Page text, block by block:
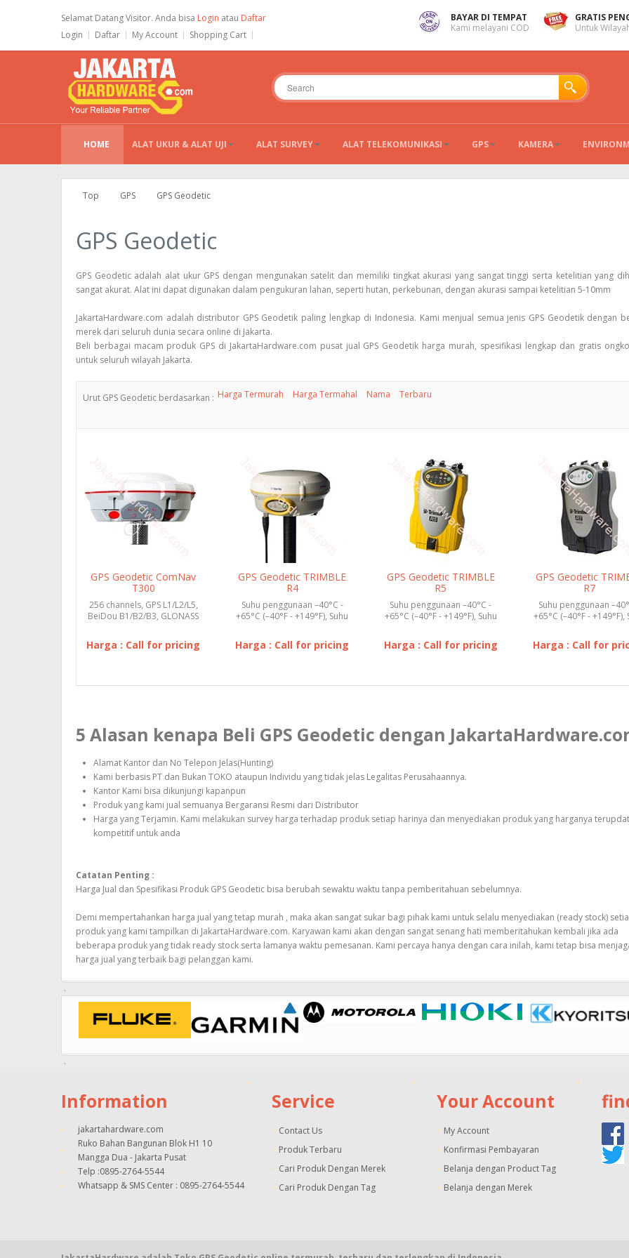
Selamat Datang Visitor. Anda bisa Login atau Daftar
Login
Daftar My Account Shopping Cart
BAYAR DI TEMPAT
Kami melayani COD
GRATIS
Untuk
HOME ALAT UKUR & ALAT UJI ALAT SURVEY ALAT TELEKOMUNIKASI GPS KAMERA
Top GPS GPS Geodetic
GPS Geodetic
GPS Geodetic adalah alat ukur GPS dengan mengunakan satelit dan memiliki tingkat akurasi yang sangat tinggi serta ketelitian yang
sangat akurat. Alat ini dapat digunakan dalam pengukuran lahan, seperti hutan, perkebunan, dengan akurasi sampai ketelitian 5-10mm
JakartaHardware.com adalah distributor GPS Geodetik paling lengkap di Indonesia. Kami menjual semua jenis GPS Geodetik dengan
merek dari seluruh dunia secara online di Jakarta.
Beli berbagai macam produk GPS di JakartaHardware.com pusat jual GPS Geodetik harga murah, spesifikasi lengkap dan gratis
untuk seluruh wilayah Jakarta.
Urut GPS Geodetic berdasarkan : Harga Termurah Harga Termahal Nama Terbaru
GPS Geodetic ComNav
T300
256 channels, GPS L1/L2/L5,
BeiDou B1/B2/B3, GLONASS
Harga : Call for pricing
GPS Geodetic TRIMBLE
R4
Suhu penggunaan –40°C -
+65°C (–40°F - +149°F), Suhu
Harga : Call for pricing
GPS Geodetic TRIMBLE
R5
Suhu penggunaan –40°C -
+65°C (–40°F - +149°F), Suhu
Harga : Call for pricing
GPS Geodetic
R7
Suhu penggunaan
+65°C (–40°F - +149°F),
Harga : Call for
5 Alasan kenapa Beli GPS Geodetic dengan
Alamat Kantor dan No Telepon Jelas(Hunting)
Kami berbasis PT dan Bukan TOKO ataupun Individu yang tidak jelas Legalitas Perusahaannya.
Kantor Kami bisa dikunjungi kapanpun
Produk yang kami jual semuanya Bergaransi Resmi dari Distributor
Harga yang Terjamin. Kami melakukan survey harga terhadap produk setiap harinya dan menyediakan produk yang harganya
kompetitif untuk anda
Catatan Penting :
Harga Jual dan Spesifikasi Produk GPS Geodetic bisa berubah sewaktu waktu tanpa pemberitahuan sebelumnya.
Demi mempertahankan harga jual yang tetap murah , maka akan sangat sukar bagi pihak kami untuk selalu menyediakan (ready stock)
produk yang kami tampilkan di JakartaHardware.com. Karyawan kami akan dengan sangat senang hati memberitahukan kembali jika ada
beberapa produk yang tidak ready stock serta lamanya waktu pemesanan. Kami percaya hanya dengan cara inilah, kami tetap bisa
harga jual yang terbaik bagi pelanggan kami.
Information
jakartahardware.com
Ruko Bahan Bangunan Blok H1 10
Mangga Dua - Jakarta Pusat
Telp :0895-2764-5544
Whatsapp & SMS Center : 0895-2764-5544
Service
Contact Us
Produk Terbaru
Cari Produk Dengan Merek
Cari Produk Dengan Tag
Your Account
My Account
Konfirmasi Pembayaran
Belanja dengan Product Tag
Belanja dengan Merek